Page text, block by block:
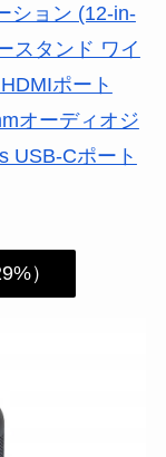
ション (12-in-
スタンド ワイ
ポート
オーディオジ
USB-Cポート
）